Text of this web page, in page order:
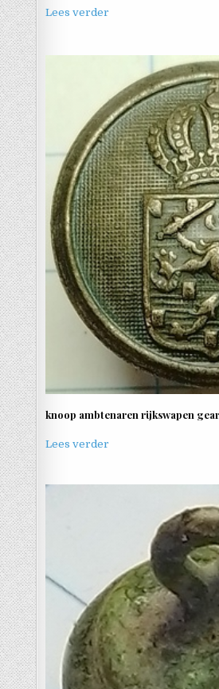
Lees verder
knoop ambtenaren rijkswapen
Lees verder